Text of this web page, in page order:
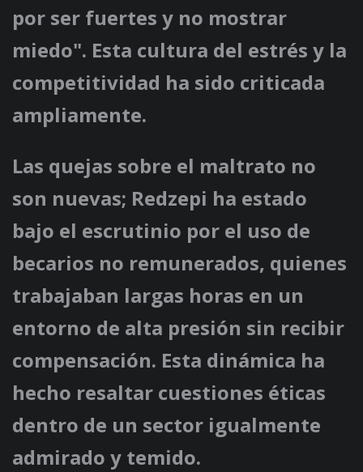
por ser fuertes y no mostrar
miedo". Esta cultura del estrés y la
competitividad ha sido criticada
ampliamente.
Las quejas sobre el maltrato no
son nuevas; Redzepi ha estado
bajo el escrutinio por el uso de
becarios no remunerados, quienes
trabajaban largas horas en un
entorno de alta presión sin recibir
compensación. Esta dinámica ha
hecho resaltar cuestiones éticas
dentro de un sector igualmente
admirado y temido.